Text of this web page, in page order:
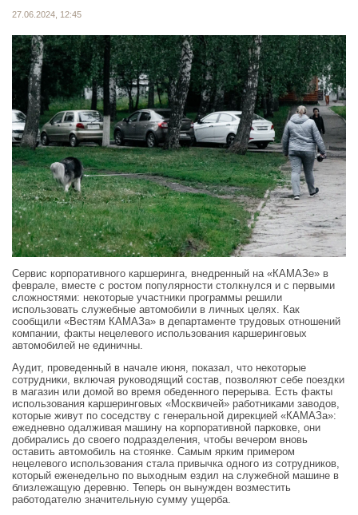
27.06.2024, 12:45
Сервис корпоративного каршеринга, внедренный на «КАМАЗе» в
феврале, вместе с ростом популярности столкнулся и с первыми
сложностями: некоторые участники программы решили
использовать служебные автомобили в личных целях. Как
сообщили «Вестям КАМАЗа» в департаменте трудовых отношений
компании, факты нецелевого использования каршеринговых
автомобилей не единичны.
Аудит, проведенный в начале июня, показал, что некоторые
сотрудники, включая руководящий состав, позволяют себе поездки
в магазин или домой во время обеденного перерыва. Есть факты
использования каршеринговых «Москвичей» работниками заводов,
которые живут по соседству с генеральной дирекцией «КАМАЗа»:
ежедневно одалживая машину на корпоративной парковке, они
добирались до своего подразделения, чтобы вечером вновь
оставить автомобиль на стоянке. Самым ярким примером
нецелевого использования стала привычка одного из сотрудников,
который еженедельно по выходным ездил на служебной машине в
близлежащую деревню. Теперь он вынужден возместить
работодателю значительную сумму ущерба.